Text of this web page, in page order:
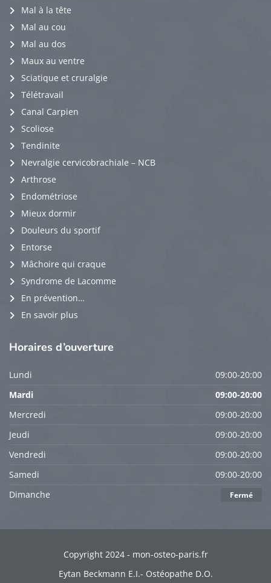
Mal à la tête
Mal au cou
Mal au dos
Maux au ventre
Sciatique et cruralgie
Télétravail
Canal Carpien
Scoliose
Tendinite
Nevralgie cervicobrachiale – NCB
Arthrose
Endométriose
Mieux dormir
Douleurs du sportif
Entorse
Mâchoire qui craque
Syndrome de Lacomme
En prévention…
En savoir plus
Horaires d’ouverture
Lundi
09:00-20:00
Mardi
09:00-20:00
Mercredi
09:00-20:00
Jeudi
09:00-20:00
Vendredi
09:00-20:00
Samedi
09:00-20:00
Dimanche
Fermé
Copyright 2024 - mon-osteo-paris.fr
Eytan Beckmann E.I.- Ostéopathe D.O.